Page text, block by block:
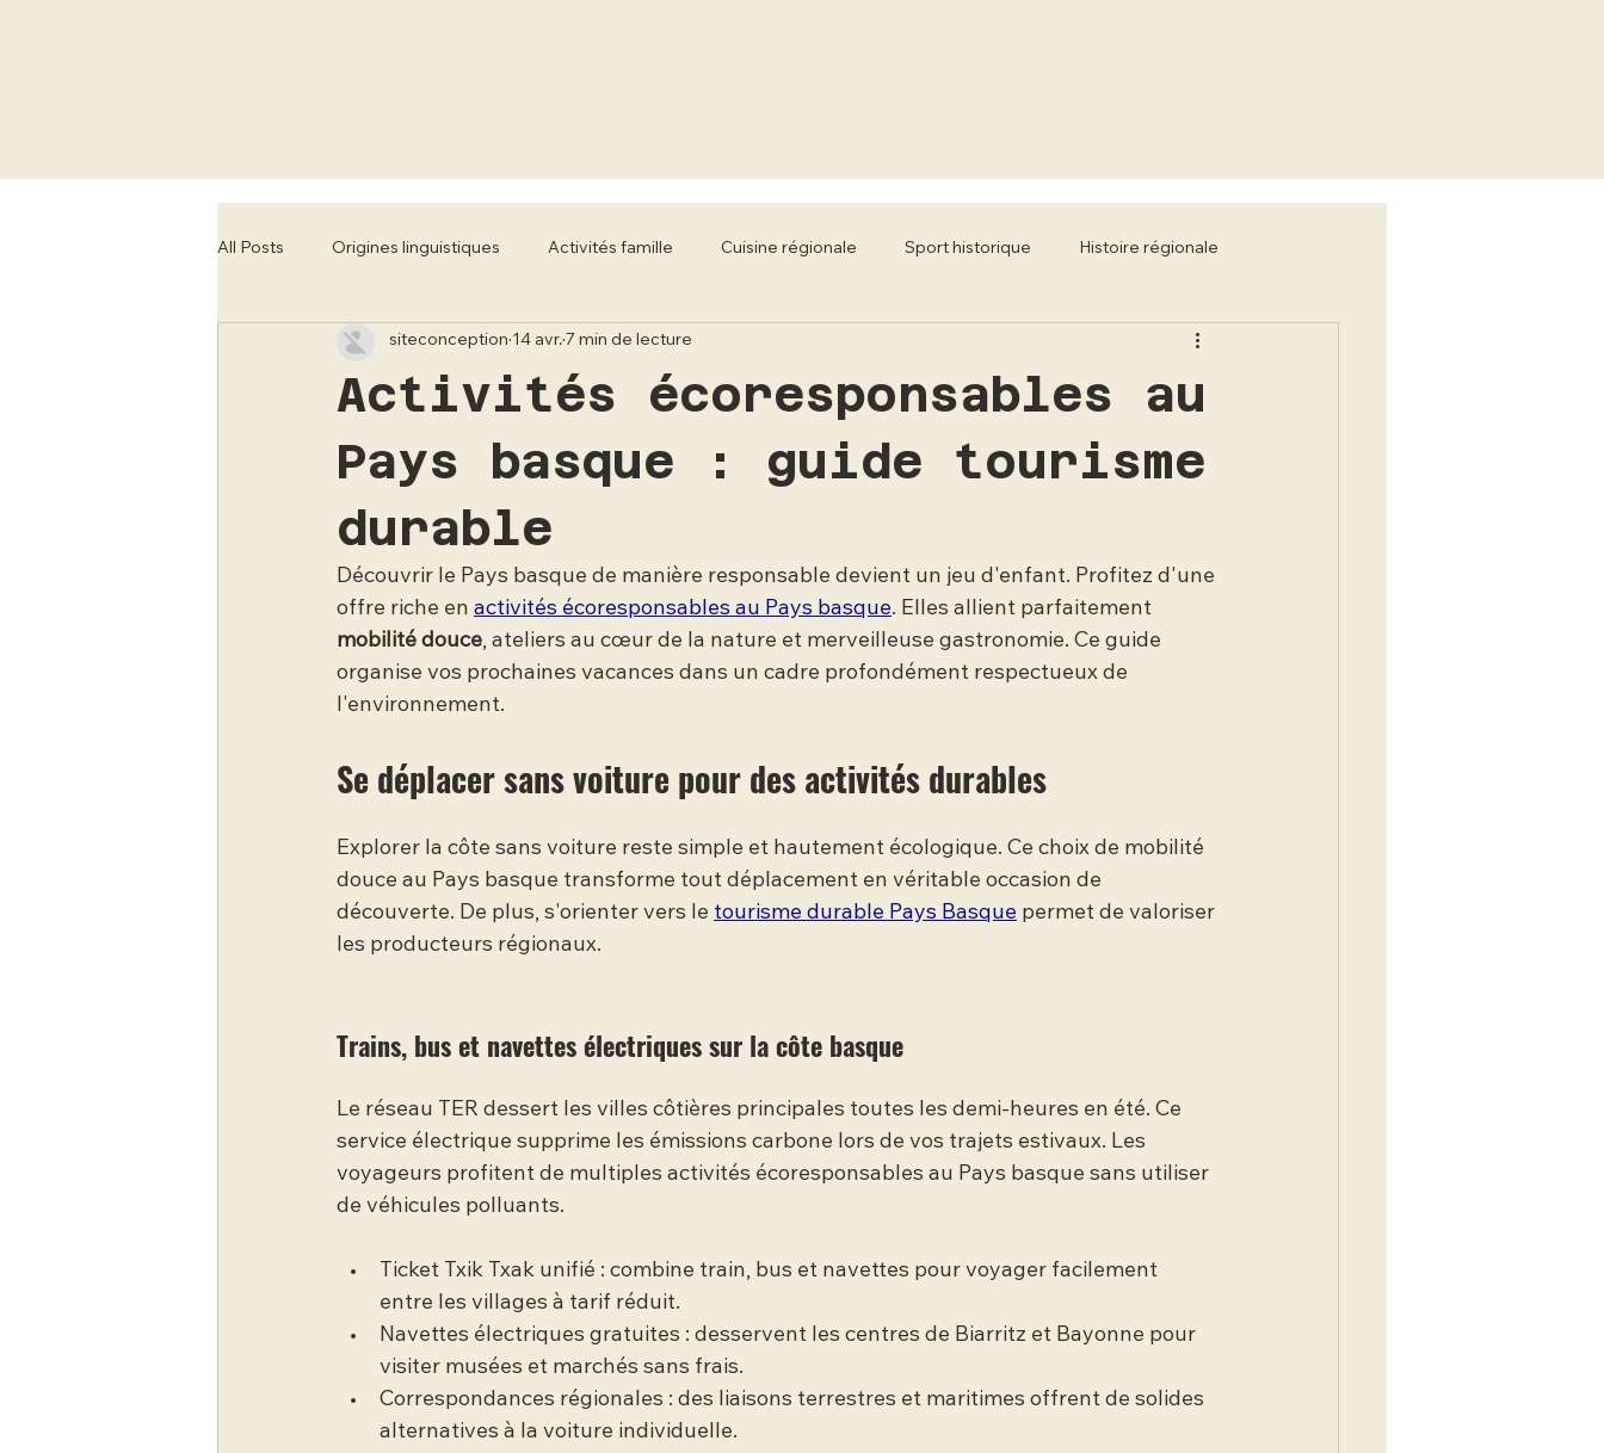
All Posts Origines linguistiques Activités famille Cuisine régionale Sport historique Histoire régionale
Tourisme régional Concerts classiques Mobilier Literie
Activités écoresponsables au
Pays basque : guide tourisme
durable
siteconception 14 avr. 7 min de lecture
Découvrir le Pays basque de manière responsable devient un jeu d'enfant. Profitez d'une
offre riche en activités écoresponsables au Pays basque. Elles allient parfaitement
mobilité douce, ateliers au cœur de la nature et merveilleuse gastronomie. Ce guide
organise vos prochaines vacances dans un cadre profondément respectueux de
l'environnement.
Se déplacer sans voiture pour des activités durables
Explorer la côte sans voiture reste simple et hautement écologique. Ce choix de mobilité
douce au Pays basque transforme tout déplacement en véritable occasion de
découverte. De plus, s'orienter vers le tourisme durable Pays Basque permet de valoriser
les producteurs régionaux.
Trains, bus et navettes électriques sur la côte basque
Le réseau TER dessert les villes côtières principales toutes les demi-heures en été. Ce
service électrique supprime les émissions carbone lors de vos trajets estivaux. Les
voyageurs profitent de multiples activités écoresponsables au Pays basque sans utiliser
de véhicules polluants.
Ticket Txik Txak unifié : combine train, bus et navettes pour voyager facilement
entre les villages à tarif réduit.
Navettes électriques gratuites : desservent les centres de Biarritz et Bayonne pour
visiter musées et marchés sans frais.
Correspondances régionales : des liaisons terrestres et maritimes offrent de solides
alternatives à la voiture individuelle.